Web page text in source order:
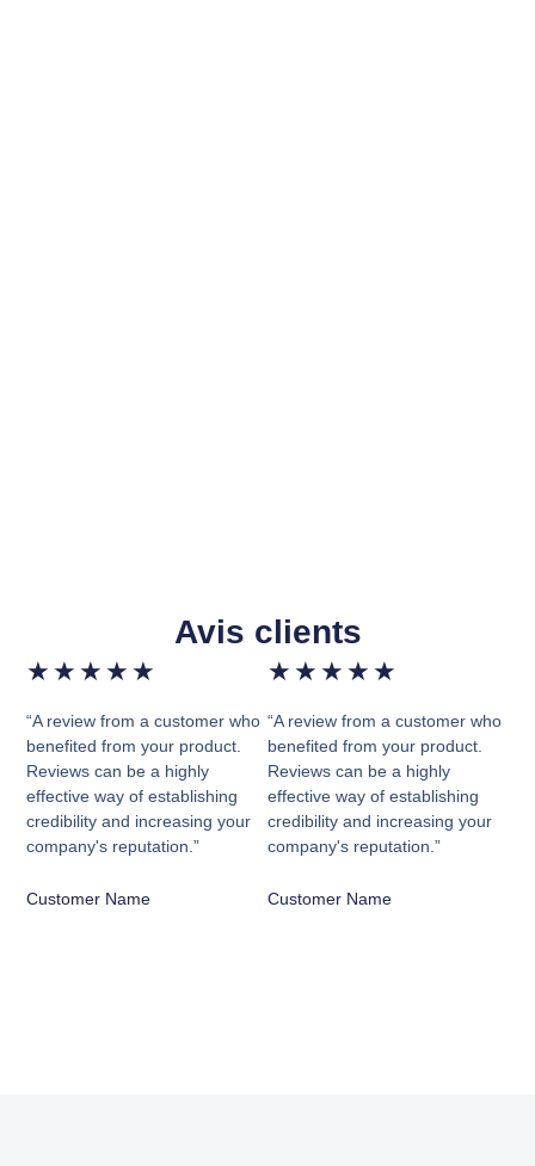
Avis clients
★ ★ ★ ★ ★
“A review from a customer who
benefited from your product.
Reviews can be a highly
effective way of establishing
credibility and increasing your
company's reputation.”
Customer Name
★ ★ ★ ★ ★
“A review from a customer who
benefited from your product.
Reviews can be a highly
effective way of establishing
credibility and increasing your
company's reputation.”
Customer Name